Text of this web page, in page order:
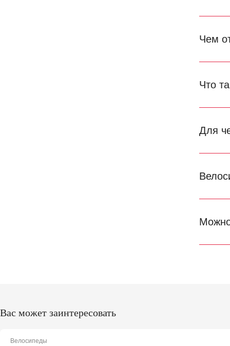
Чем
Что
Для
Вас может заинтересовать
Велосипеды